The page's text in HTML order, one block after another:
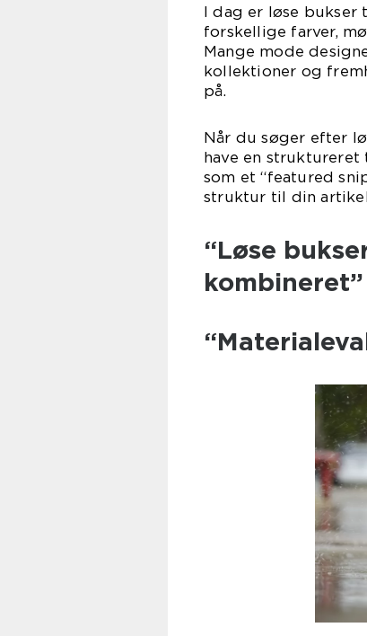
I dag er løse
forskellige farver,
Mange mode
kollektioner og
på.
Når du søger efter
have en
som et “featured
struktur til din
“Løse
kombineret”